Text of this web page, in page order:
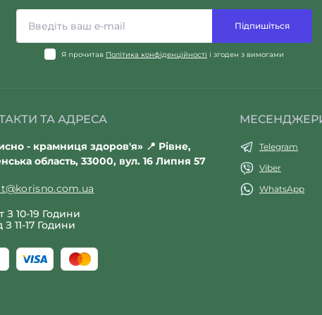
Підпишіться
Я прочитав Політика конфіденційності і згоден з вимогами
ТА АДРЕСА
- крамниця здоров'я» 📍 Рівне,
область, 33000, вул. 16 Липня 57
З 10-19 Години
11-17 Години
Telegram
Viber
WhatsApp